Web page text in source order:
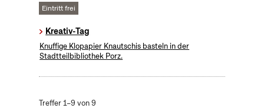
Eintritt frei
Kreativ-Tag
Knuffige Klopapier Knautschis basteln in der
Stadtteilbibliothek Porz.
Treffer 1–9 von 9